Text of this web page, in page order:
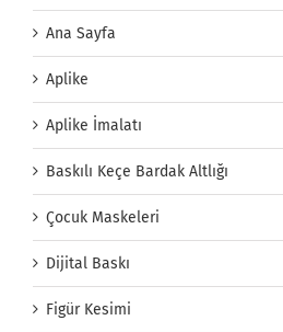
Ana Sayfa
Aplike
Aplike İmalatı
Baskılı Keçe Bardak Altlığı
Çocuk Maskeleri
Dijital Baskı
Figür Kesimi